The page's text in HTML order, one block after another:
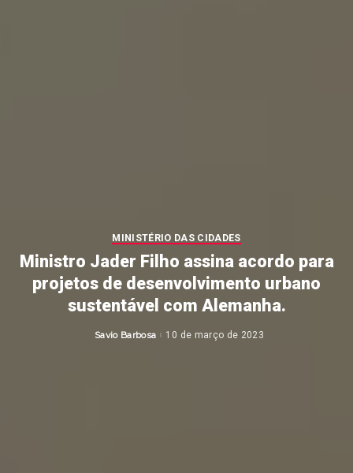
MINISTÉRIO DAS CIDADES
Ministro Jader Filho assina acordo para
projetos de desenvolvimento urbano
sustentável com Alemanha.
Posted
Savio Barbosa 10 de março de 2023